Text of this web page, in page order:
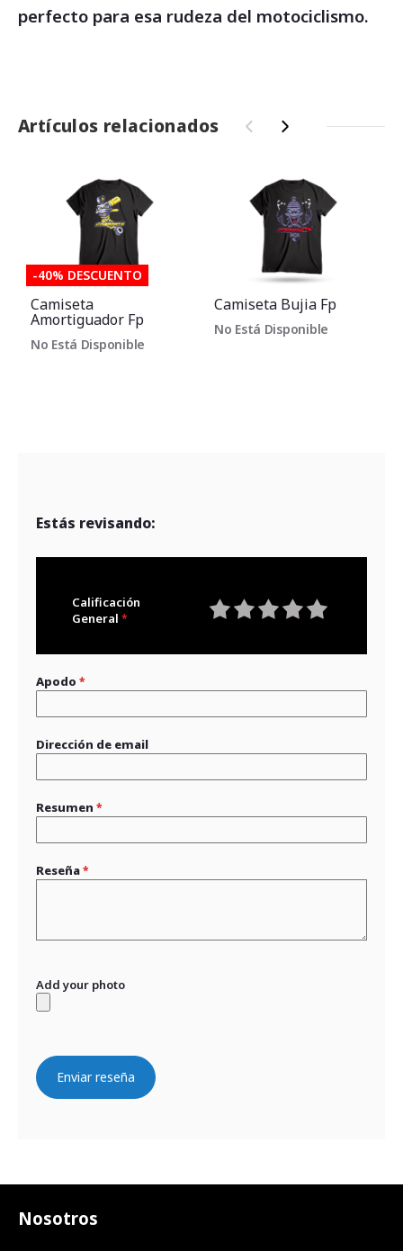
perfecto para esa rudeza del motociclismo.
Artículos relacionados ‹ ›
-40% DESCUENTO
Camiseta
Amortiguador Fp
No Está Disponible
Camiseta Bujia Fp
No Está Disponible
Estás revisando:
Calificación
General
Apodo
Dirección de email
Resumen
Reseña
Add your photo
Enviar reseña
Nosotros